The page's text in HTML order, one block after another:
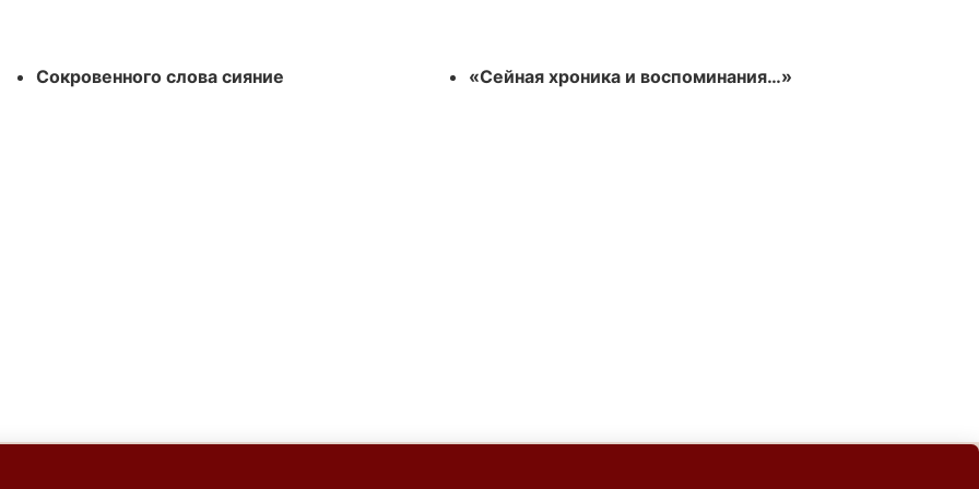
Сокровенного слова сияние «Сейная хроника и воспоминания…»